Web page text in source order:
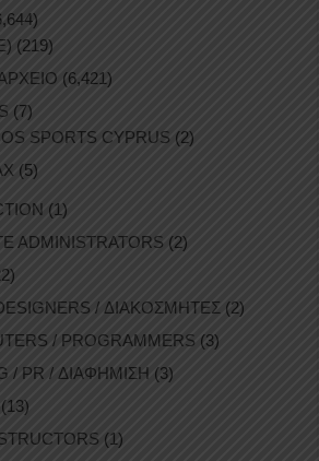
(219)
(6,421)
(7)
SPORTS CYPRUS (2)
(5)
(1)
ADMINISTRATORS (2)
/ ΔΙΑΚΟΣΜΗΤΕΣ (2)
/ PROGRAMMERS (3)
/ PR / ΔΙΑΦΗΜΙΣΗ (3)
(13)
(1)